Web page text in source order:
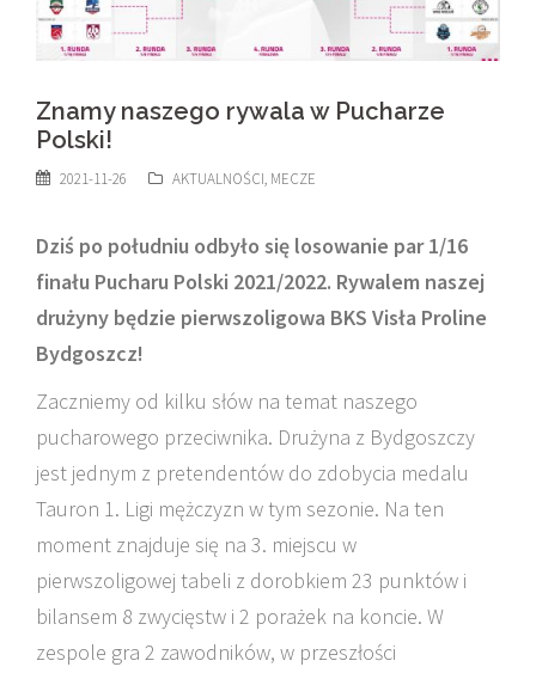
Znamy naszego rywala w Pucharze
Polski!
2021-11-26 AKTUALNOŚCI, MECZE
Dziś po południu odbyło się losowanie par 1/16
finału Pucharu Polski 2021/2022. Rywalem naszej
drużyny będzie pierwszoligowa BKS Visła Proline
Bydgoszcz!
Zaczniemy od kilku słów na temat naszego
pucharowego przeciwnika. Drużyna z Bydgoszczy
jest jednym z pretendentów do zdobycia medalu
Tauron 1. Ligi mężczyzn w tym sezonie. Na ten
moment znajduje się na 3. miejscu w
pierwszoligowej tabeli z dorobkiem 23 punktów i
bilansem 8 zwycięstw i 2 porażek na koncie. W
zespole gra 2 zawodników, w przeszłości